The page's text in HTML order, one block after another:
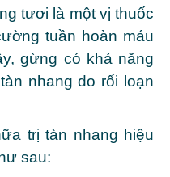
tươi là một vị thuốc
tuần hoàn máu
gừng có khả năng
nhang do rối loạn
trị tàn nhang hiệu
sau: